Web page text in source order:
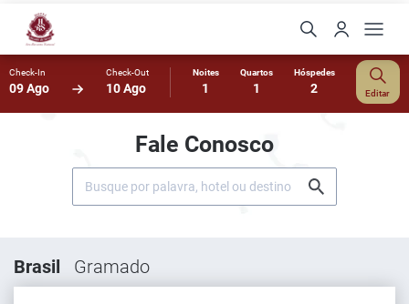
Check-In
09 Ago
Check-Out
10 Ago
Noites
1
Quartos
1
Hóspedes
2 Editar
Fale Conosco
Brasil Gramado